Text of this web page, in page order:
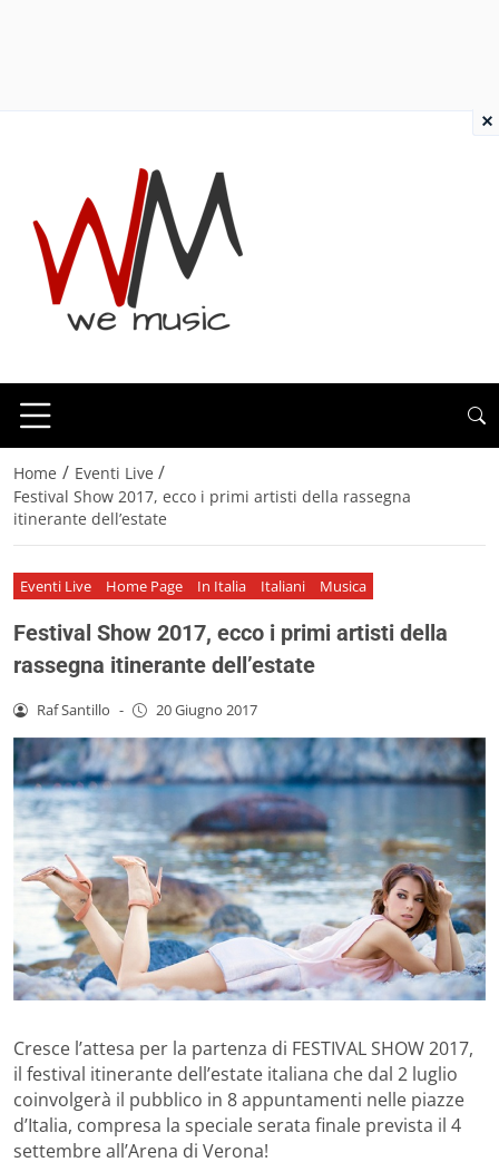
Home / Eventi Live /
Festival Show 2017, ecco i primi artisti della rassegna
itinerante dell’estate
Eventi Live Home Page In Italia Italiani Musica
Festival Show 2017, ecco i primi artisti della
rassegna itinerante dell’estate
Raf Santillo - 20 Giugno 2017
Cresce l’attesa per la partenza di FESTIVAL SHOW 2017,
il festival itinerante dell’estate italiana che dal 2 luglio
coinvolgerà il pubblico in 8 appuntamenti nelle piazze
d’Italia, compresa la speciale serata finale prevista il 4
settembre all’Arena di Verona!
×